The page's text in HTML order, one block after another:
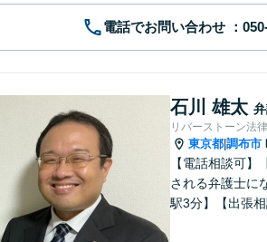
電話でお問い合わせ
石川 雄太
リバーストーン法
東京都 調布市
【電話相談可
される弁護士に
駅3分】【出張相